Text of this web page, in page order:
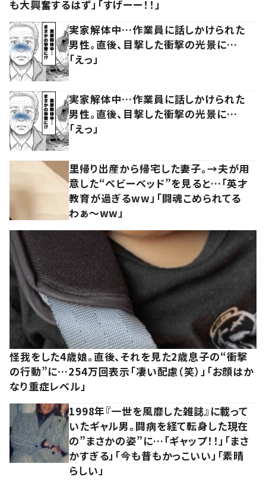
も大興奮するはず」「すげーー！！」
実家解体中…作業員に話しかけられた
男性。直後、目撃した衝撃の光景に…
「えっ」
実家解体中…作業員に話しかけられた
男性。直後、目撃した衝撃の光景に…
「えっ」
里帰り出産から帰宅した妻子。→夫が用
意した“ベビーベッド”を見ると…「英才
教育が過ぎるww」「闘魂こめられてる
わぁ～ww」
怪我をした4歳娘。直後、それを見た2歳息子の“衝撃
の行動”に…254万回表示「凄い配慮（笑）」「お顔はか
なり重症レベル」
1998年『一世を風靡した雑誌』に載って
いたギャル男。闘病を経て転身した現在
の”まさかの姿”に…「ギャップ！！」「まさ
かすぎる」「今も昔もかっこいい」「素晴
らしい」